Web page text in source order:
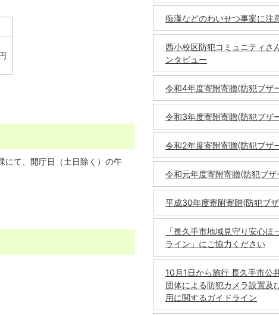
にて、開庁日（土日除く）の午
痴漢などのわいせつ事案に注
西小校区防犯コミュニティさ
ンタビュー
令和4年度寄附寄贈(防犯ブザ
令和3年度寄附寄贈(防犯ブザ
令和2年度寄附寄贈(防犯ブザ
令和元年度寄附寄贈(防犯ブザ
平成30年度寄附寄贈(防犯ブ
「長久手市地域見守り安心ほ
ライン」にご協力ください
10月1日から施行 長久手市公
団体による防犯カメラ設置及
用に関するガイドライン